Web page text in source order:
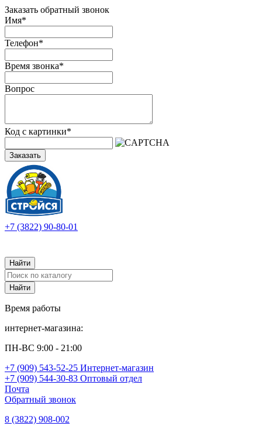
Заказать обратный звонок
Имя*
Телефон*
Время звонка*
Вопрос
Код с картинки*
Заказать
+7 (3822) 90-80-01
Время работы
интернет-магазина:
ПН-ВС 9:00 - 21:00
+7 (909) 543-52-25 Интернет-магазин
+7 (909) 544-30-83 Оптовый отдел
Почта
Обратный звонок
8 (3822) 908-002